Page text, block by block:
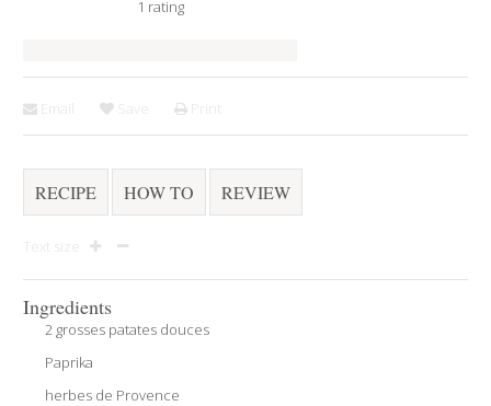
1 rating
Email Save Print
RECIPE HOW TO REVIEW
Text size
Ingredients
2 grosses patates douces
Paprika
herbes de Provence